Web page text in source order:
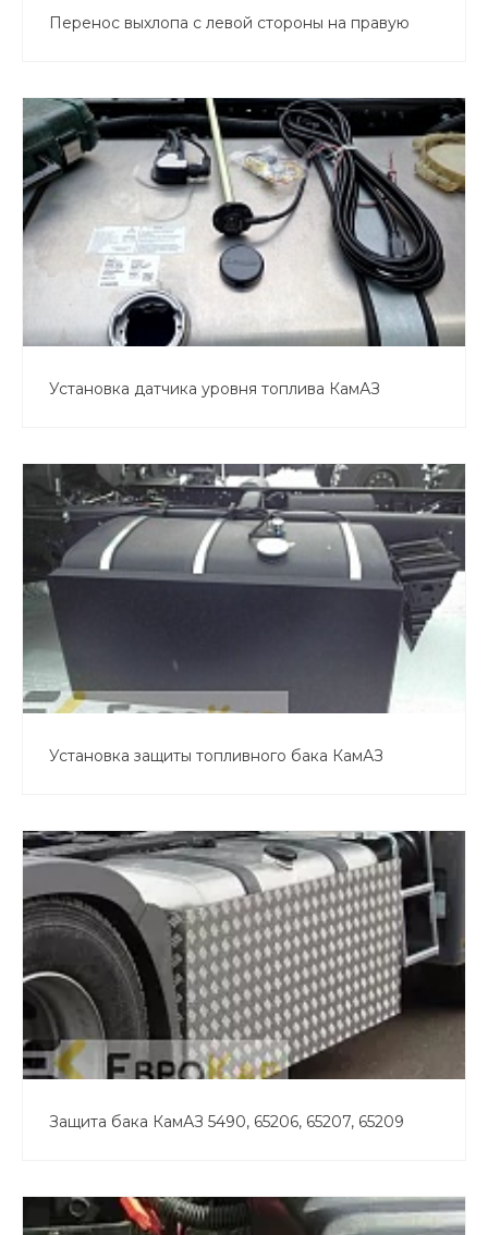
Перенос выхлопа с левой стороны на правую
Установка датчика уровня топлива КамАЗ
Установка защиты топливного бака КамАЗ
Защита бака КамАЗ 5490, 65206, 65207, 65209